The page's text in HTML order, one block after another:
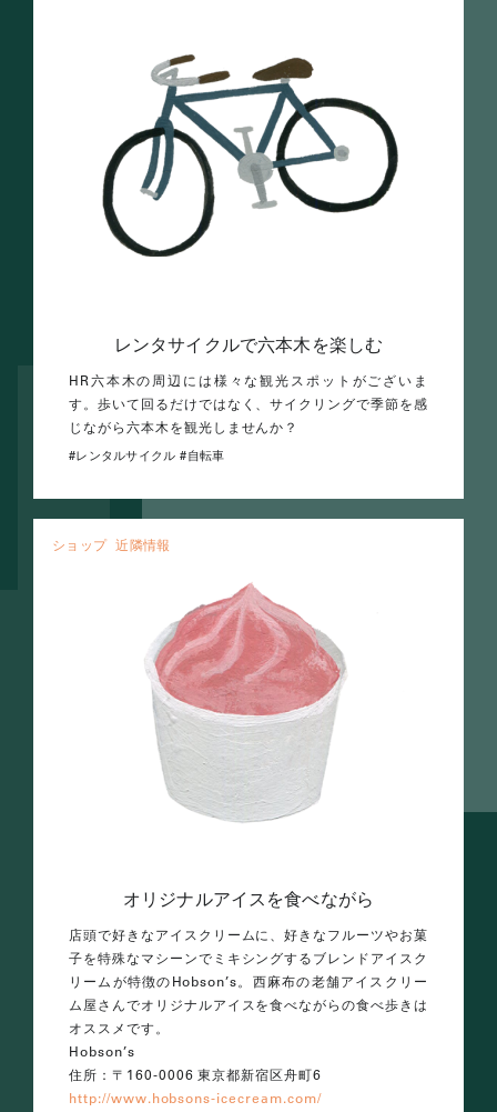
レンタサイクルで六本木を楽しむ
HR六本木の周辺には様々な観光スポットがございま
す。歩いて回るだけではなく、サイクリングで季節を感
じながら六本木を観光しませんか？
レンタルサイクル 自転車
ショップ 近隣情報
オリジナルアイスを食べながら
店頭で好きなアイスクリームに、好きなフルーツやお菓
子を特殊なマシーンでミキシングするブレンドアイスク
リームが特徴のHobson’s。西麻布の老舗アイスクリー
ム屋さんでオリジナルアイスを食べながらの食べ歩きは
オススメです。
Hobson’s
住所：〒160-0006 東京都新宿区舟町6
http://www.hobsons-icecream.com/